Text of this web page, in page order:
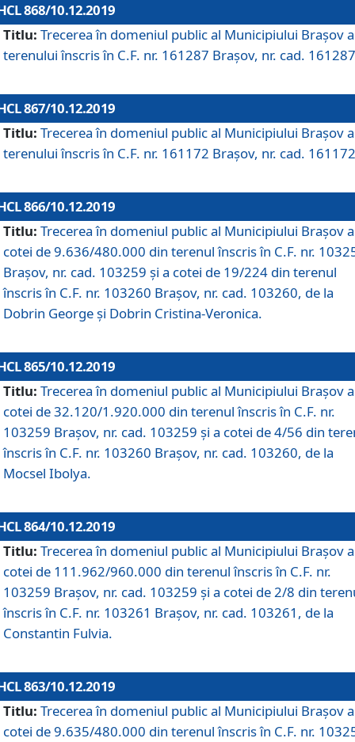
868/10.12.2019
Titlu: Trecerea în domeniul public al Municipiului Braşov a
terenului înscris în C.F. nr. 161287 Brașov, nr. cad.
867/10.12.2019
Titlu: Trecerea în domeniul public al Municipiului Braşov a
terenului înscris în C.F. nr. 161172 Brașov, nr. cad.
866/10.12.2019
Titlu: Trecerea în domeniul public al Municipiului Braşov a
cotei de 9.636/480.000 din terenul înscris în C.F. nr.
Brașov, nr. cad. 103259 și a cotei de 19/224 din terenul
înscris în C.F. nr. 103260 Brașov, nr. cad. 103260, de la
Dobrin George și Dobrin Cristina-Veronica.
865/10.12.2019
Titlu: Trecerea în domeniul public al Municipiului Braşov a
cotei de 32.120/1.920.000 din terenul înscris în C.F. nr.
103259 Brașov, nr. cad. 103259 și a cotei de 4/56 din
înscris în C.F. nr. 103260 Brașov, nr. cad. 103260, de la
Mocsel Ibolya.
864/10.12.2019
Titlu: Trecerea în domeniul public al Municipiului Braşov a
cotei de 111.962/960.000 din terenul înscris în C.F. nr.
103259 Brașov, nr. cad. 103259 și a cotei de 2/8 din
înscris în C.F. nr. 103261 Brașov, nr. cad. 103261, de la
Constantin Fulvia.
863/10.12.2019
Titlu: Trecerea în domeniul public al Municipiului Braşov a
cotei de 9.635/480.000 din terenul înscris în C.F. nr.